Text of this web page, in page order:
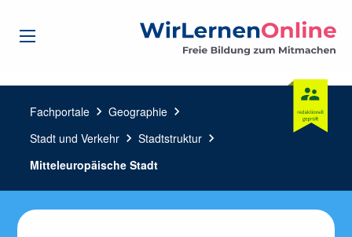
Fachportale chevron_right Geographie chevron_right
Stadt und Verkehr chevron_right Stadtstruktur chevron_right
Mitteleuropäische Stadt